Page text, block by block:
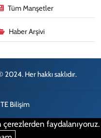
Tüm Manşetler
Haber Arşivi
Her hakkı saklıdır.
TE Bilişim
faydalanıyoruz.